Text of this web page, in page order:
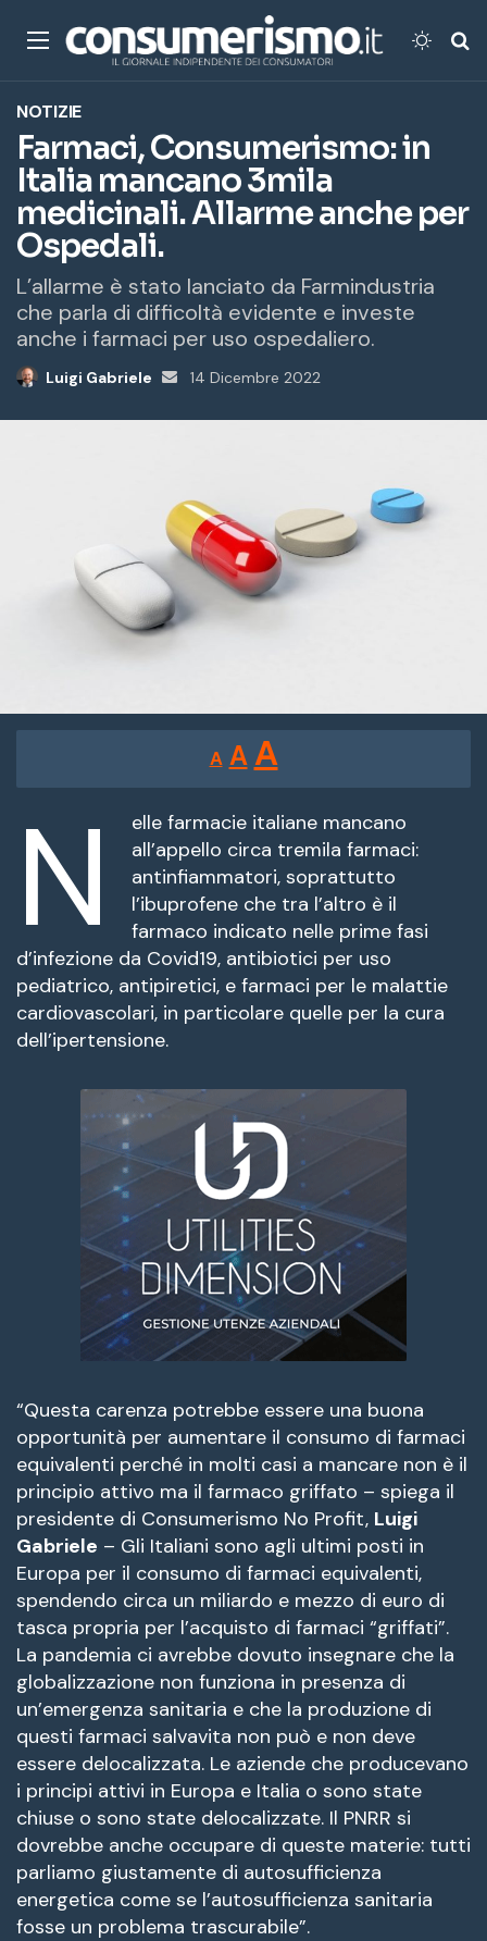
Menu
NOTIZIE
Farmaci, Consumerismo: in
Italia mancano 3mila
medicinali. Allarme anche per
Ospedali.
L’allarme è stato lanciato da Farmindustria
che parla di difficoltà evidente e investe
anche i farmaci per uso ospedaliero.
Luigi Gabriele
Invia
14 Dicembre 2022
A
Reducir
tamaño
de
fuente.
A Restablecer
tamaño
de
fuente
AAumentar
tamaño
de
fuente.
N
elle farmacie italiane mancano
all’appello circa tremila farmaci:
antinfiammatori, soprattutto
l’ibuprofene che tra l’altro è il
farmaco indicato nelle prime fasi
d’infezione da Covid19, antibiotici per uso
pediatrico, antipiretici, e farmaci per le malattie
cardiovascolari, in particolare quelle per la cura
dell’ipertensione.
“Questa carenza potrebbe essere una buona
opportunità per aumentare il consumo di farmaci
equivalenti perché in molti casi a mancare non è il
principio attivo ma il farmaco griffato – spiega il
presidente di Consumerismo No Profit, Luigi
Gabriele – Gli Italiani sono agli ultimi posti in
Europa per il consumo di farmaci equivalenti,
spendendo circa un miliardo e mezzo di euro di
tasca propria per l’acquisto di farmaci “griffati”.
La pandemia ci avrebbe dovuto insegnare che la
globalizzazione non funziona in presenza di
un’emergenza sanitaria e che la produzione di
questi farmaci salvavita non può e non deve
essere delocalizzata. Le aziende che producevano
i principi attivi in Europa e Italia o sono state
chiuse o sono state delocalizzate. Il PNRR si
dovrebbe anche occupare di queste materie: tutti
parliamo giustamente di autosufficienza
energetica come se l’autosufficienza sanitaria
fosse un problema trascurabile”.